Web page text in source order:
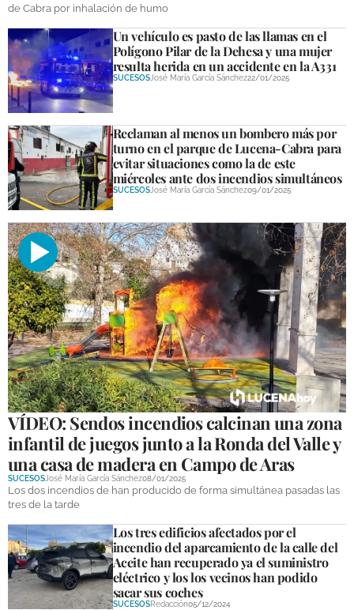
de Cabra por inhalación de humo
Un vehículo es pasto de las llamas en el
Polígono Pilar de la Dehesa y una mujer
resulta herida en un accidente en la A331
SUCESOSJosé María García Sánchez22/01/2025
Reclaman al menos un bombero más por
turno en el parque de Lucena-Cabra para
evitar situaciones como la de este
miércoles ante dos incendios simultáneos
SUCESOSJosé María García Sánchez09/01/2025
VÍDEO: Sendos incendios calcinan una zona
infantil de juegos junto a la Ronda del Valle y
una casa de madera en Campo de Aras
SUCESOSJosé María García Sánchez08/01/2025
Los dos incendios de han producido de forma simultánea pasadas las
tres de la tarde
Los tres edificios afectados por el
incendio del aparcamiento de la calle del
Aceite han recuperado ya el suministro
eléctrico y los los vecinos han podido
sacar sus coches
SUCESOSRedacción05/12/2024